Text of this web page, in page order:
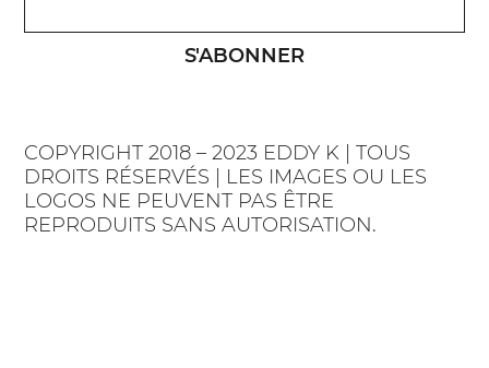
COPYRIGHT 2018 – 2023 EDDY K | TOUS
DROITS RÉSERVÉS | LES IMAGES OU LES
LOGOS NE PEUVENT PAS ÊTRE
REPRODUITS SANS AUTORISATION.
S'ABONNER